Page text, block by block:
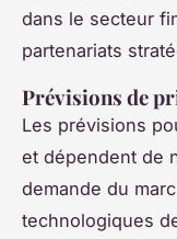
dans le secteur
partenariats
Prévisions de
Les prévisions
et dépendent de
demande du
technologiques